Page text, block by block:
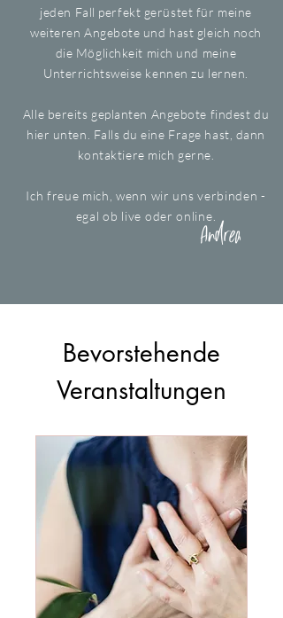
jeden Fall perfekt gerüstet für meine
weiteren Angebote und hast gleich noch
die Möglichkeit mich und meine
Unterrichtsweise kennen zu lernen.
Alle bereits geplanten Angebote findest du
hier unten. Falls du eine Frage hast, dann
kontaktiere mich gerne.
Ich freue mich , wenn wir uns verbinden -
egal ob live oder online.
Andrea
Bevorstehende
Veranstaltungen